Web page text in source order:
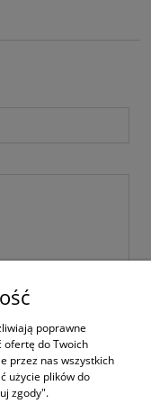
poprawne
ofertę do Twoich
przez nas wszystkich
użycie plików do
zgody".